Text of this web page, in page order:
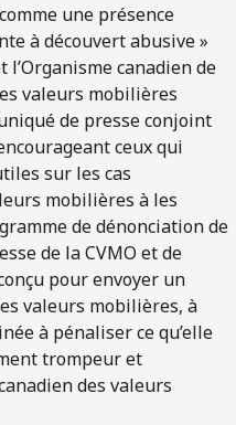
une présence
à découvert abusive »
l’Organisme canadien de
valeurs mobilières
de presse conjoint
ceux qui
sur les cas
mobilières à les
de dénonciation de
de la CVMO et de
pour envoyer un
valeurs mobilières, à
à pénaliser ce qu’elle
trompeur et
des valeurs